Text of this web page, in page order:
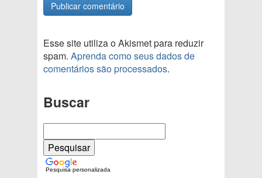
Esse site utiliza o Akismet para reduzir
spam. Aprenda como seus dados de
comentários são processados.
Buscar
Pesquisa personalizada